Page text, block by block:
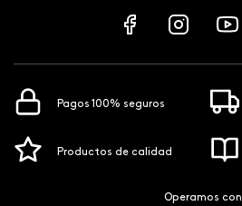
Pagos 100% seguros
Productos de calidad
Operamos con